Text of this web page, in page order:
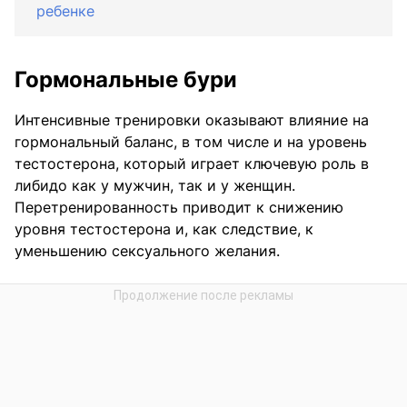
ребенке
Гормональные бури
Интенсивные тренировки оказывают влияние на
гормональный баланс, в том числе и на уровень
тестостерона, который играет ключевую роль в
либидо как у мужчин, так и у женщин.
Перетренированность приводит к снижению
уровня тестостерона и, как следствие, к
уменьшению сексуального желания.